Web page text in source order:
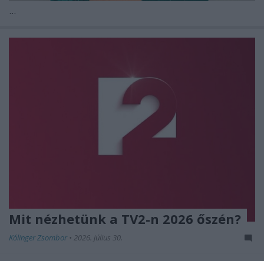
...
Mit nézhetünk a TV2-n 2026 őszén?
Kólinger Zsombor • 2026. július 30.